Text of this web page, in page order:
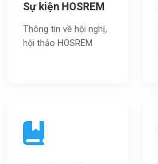
Sự kiện HOSREM
Thông tin về hội nghị,
hội thảo HOSREM